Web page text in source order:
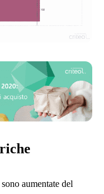
aumentate del